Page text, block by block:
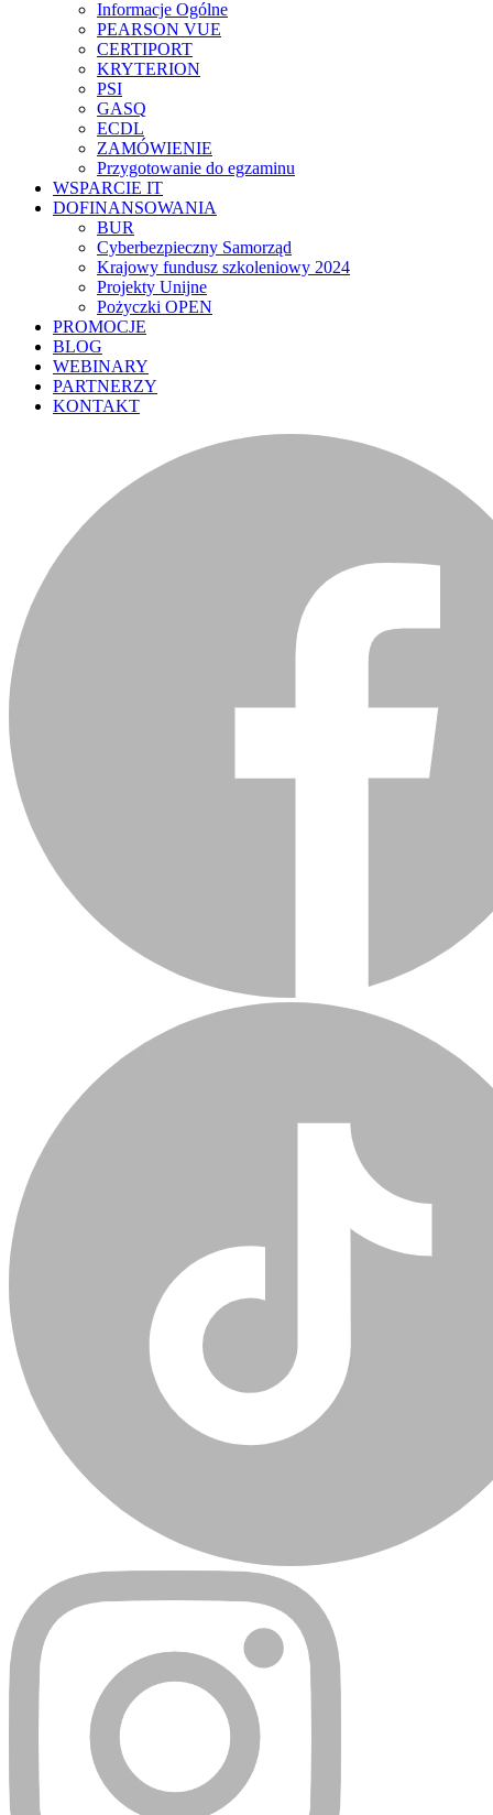
Informacje Ogólne
PEARSON VUE
CERTIPORT
KRYTERION
PSI
GASQ
ECDL
ZAMÓWIENIE
Przygotowanie do egzaminu
WSPARCIE IT
DOFINANSOWANIA
BUR
Cyberbezpieczny Samorząd
Krajowy fundusz szkoleniowy 2024
Projekty Unijne
Pożyczki OPEN
PROMOCJE
BLOG
WEBINARY
PARTNERZY
KONTAKT